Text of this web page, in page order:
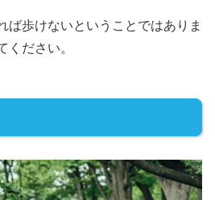
ば歩けないということではありま
ください。